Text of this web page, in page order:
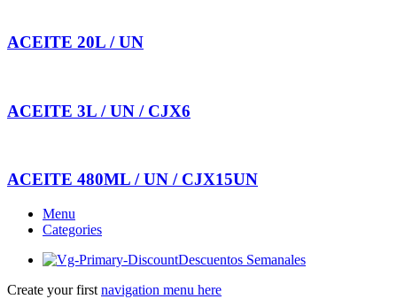
ACEITE 20L / UN
ACEITE 3L / UN / CJX6
ACEITE 480ML / UN / CJX15UN
Menu
Categories
Descuentos Semanales
Create your first navigation menu here